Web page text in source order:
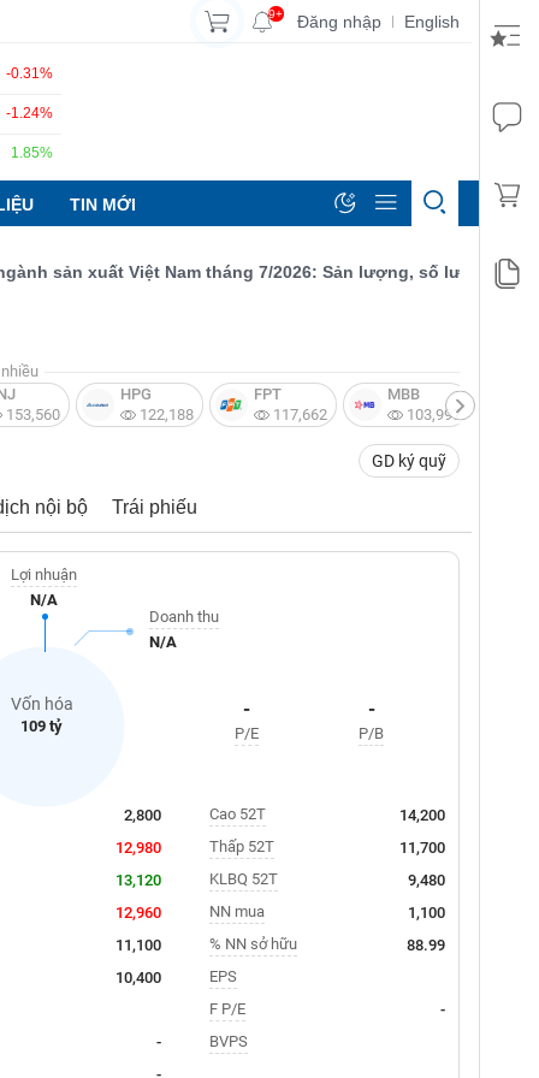
9+ Đăng nhập | English
-0.31%
-1.24%
1.85%
TIN MỚI
sản xuất Việt Nam tháng 7/2026: Sản lượng, số lượng đơn đặt
153,560
HPG
122,188
FPT
117,662
MBB
103,997
GD ký quỹ
nội bộ Trái phiếu
Vốn hóa
109 tỷ
Lợi nhuận
N/A
Doanh thu
N/A
-
P/E
-
P/B
2,800
12,980
13,120
12,960
11,100
10,400
-
-
Cao 52T
14,200
Thấp 52T
11,700
KLBQ 52T
9,480
NN mua
1,100
% NN sở hữu
88.99
EPS
F P/E
-
BVPS